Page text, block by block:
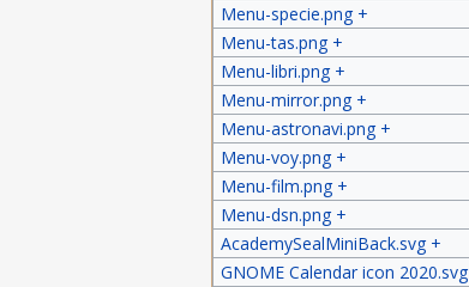
Menu-specie.png +
Menu-tas.png +
Menu-libri.png +
Menu-mirror.png +
Menu-astronavi.png +
Menu-voy.png +
Menu-film.png +
Menu-dsn.png +
AcademySealMiniBack.svg +
GNOME Calendar icon 2020.svg